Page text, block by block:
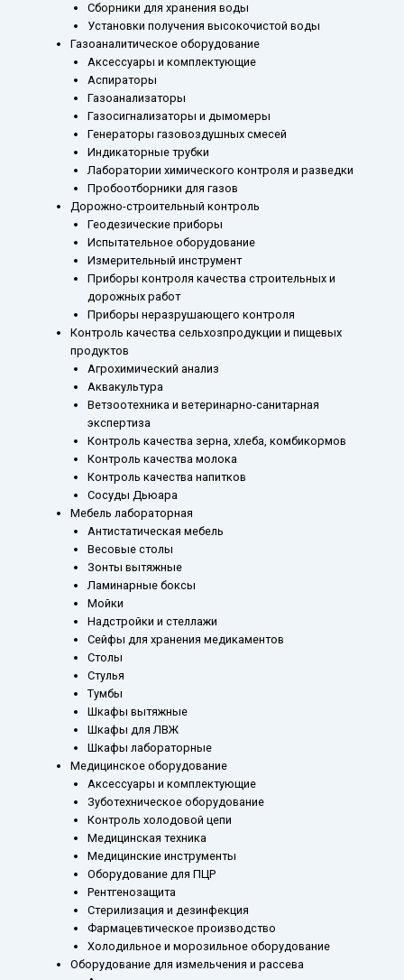
Сборники для хранения воды
Установки получения высокочистой воды
Газоаналитическое оборудование
Аксессуары и комплектующие
Аспираторы
Газоанализаторы
Газосигнализаторы и дымомеры
Генераторы газовоздушных смесей
Индикаторные трубки
Лаборатории химического контроля и разведки
Пробоотборники для газов
Дорожно-строительный контроль
Геодезические приборы
Испытательное оборудование
Измерительный инструмент
Приборы контроля качества строительных и
дорожных работ
Приборы неразрушающего контроля
Контроль качества сельхозпродукции и пищевых
продуктов
Агрохимический анализ
Аквакультура
Ветзоотехника и ветеринарно-санитарная
экспертиза
Контроль качества зерна, хлеба, комбикормов
Контроль качества молока
Контроль качества напитков
Сосуды Дьюара
Мебель лабораторная
Антистатическая мебель
Весовые столы
Зонты вытяжные
Ламинарные боксы
Мойки
Надстройки и стеллажи
Сейфы для хранения медикаментов
Столы
Стулья
Тумбы
Шкафы вытяжные
Шкафы для ЛВЖ
Шкафы лабораторные
Медицинское оборудование
Аксессуары и комплектующие
Зуботехническое оборудование
Контроль холодовой цепи
Медицинская техника
Медицинские инструменты
Оборудование для ПЦР
Рентгенозащита
Стерилизация и дезинфекция
Фармацевтическое производство
Холодильное и морозильное оборудование
Оборудование для измельчения и рассева